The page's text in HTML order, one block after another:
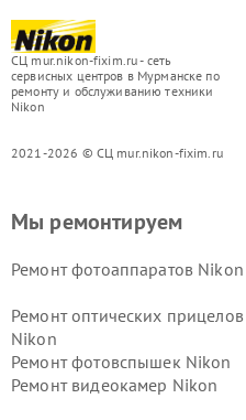
СЦ mur.nikon-fixim.ru - сеть
сервисных центров в Мурманске по
ремонту и обслуживанию техники
Nikon
2021-2026 © СЦ mur.nikon-fixim.ru
Мы ремонтируем
Ремонт фотоаппаратов Nikon
Ремонт оптических прицелов
Nikon
Ремонт фотовспышек Nikon
Ремонт видеокамер Nikon